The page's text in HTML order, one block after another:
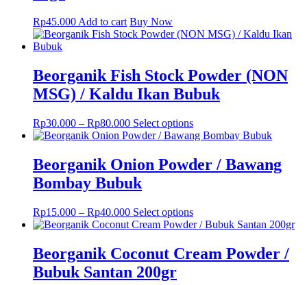
Rp45.000 Add to cart Buy Now
Beorganik Fish Stock Powder (NON
MSG) / Kaldu Ikan Bubuk
Rp30.000 – Rp80.000 Select optionsThis
product
multiple
variants.
may
be
chosen
the
Beorganik Onion Powder / Bawang
Bombay Bubuk
Rp15.000 – Rp40.000 Select optionsThis
product
multiple
variants.
Beorganik Coconut Cream Powder /
Bubuk Santan 200gr